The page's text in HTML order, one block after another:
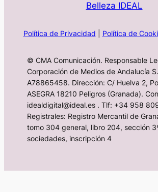
Belleza IDEAL
Política de Privacidad Política de
© CMA Comunicación. Responsable
Corporación de Medios de Andalucía
A78865458. Dirección: C/ Huelva 2,
ASEGRA 18210 Peligros (Granada).
idealdigital@ideal.es . Tlf: +34 958
Registrales: Registro Mercantil de
tomo 304 general, libro 204, sección
sociedades, inscripción 4